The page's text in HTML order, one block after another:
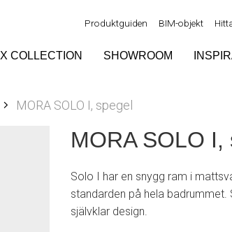
Produktguiden BIM-objekt
X COLLECTION SHOWROOM
MORA SOLO I, spegel
MORA SOLO I,
Solo I har en snygg ram i
standarden på hela
självklar design.